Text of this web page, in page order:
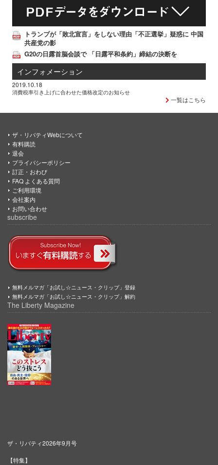
トランプが「敗北宣言」をしない理由「不正選挙」疑惑に 中国
共産党の影
G20の日露首脳会談で 「日露平和条約」締結の決断を
インフォメーション
2019.10.18
消費税率引き上げに合わせた価格改定のお知らせ
一覧はこちら
ザ・リバティWebについて
有料購読
退会
プライバシーポリシー
訂正・おわび
FAQ よくある質問
ご利用環境
会社案内
お問い合わせ
subscribe
無料メルマガ「お試し☆ニュース・クリップ」登録
無料メルマガ「お試し☆ニュース・クリップ」解約
The Liberty Magazine
ザ・リバティ2026年9月号
【特集】